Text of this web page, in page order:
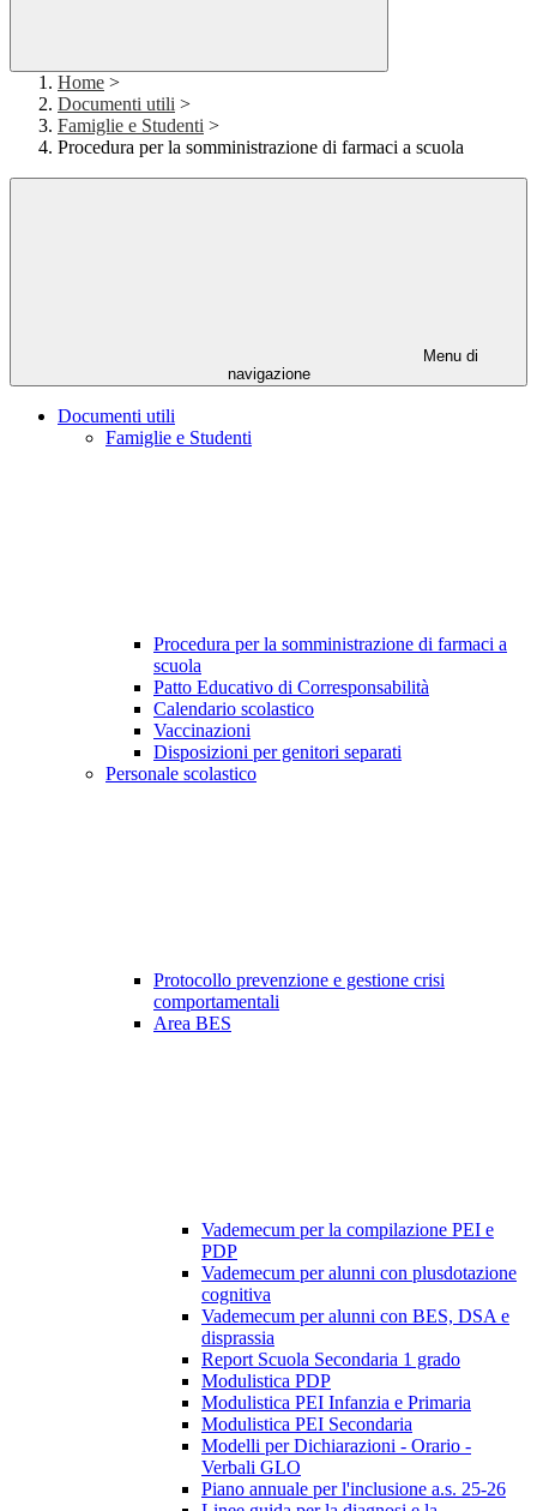
Home >
Documenti utili >
Famiglie e Studenti >
Procedura per la somministrazione di farmaci a scuola
Menu di
navigazione
Documenti utili
Famiglie e Studenti
Procedura per la somministrazione di farmaci a
scuola
Patto Educativo di Corresponsabilità
Calendario scolastico
Vaccinazioni
Disposizioni per genitori separati
Personale scolastico
Protocollo prevenzione e gestione crisi
comportamentali
Area BES
Vademecum per la compilazione PEI e
PDP
Vademecum per alunni con plusdotazione
cognitiva
Vademecum per alunni con BES, DSA e
disprassia
Report Scuola Secondaria 1 grado
Modulistica PDP
Modulistica PEI Infanzia e Primaria
Modulistica PEI Secondaria
Modelli per Dichiarazioni - Orario -
Verbali GLO
Piano annuale per l'inclusione a.s. 25-26